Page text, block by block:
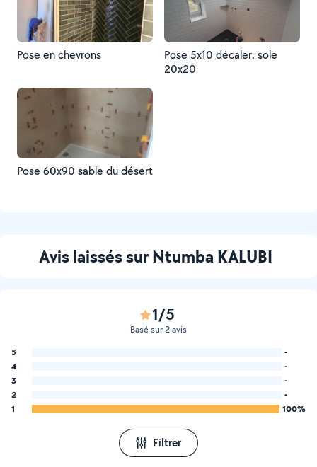
Pose en chevrons
Pose 5x10 décaler. sole
20x20
Pose 60x90 sable du désert
Avis laissés sur Ntumba KALUBI
1/5
Basé sur 2 avis
5
-
4
-
3
-
2
-
1
100%
Filtrer